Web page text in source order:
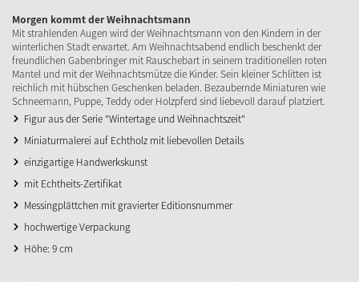
Morgen kommt der Weihnachtsmann
Mit strahlenden Augen wird der Weihnachtsmann von den Kindern in der
winterlichen Stadt erwartet. Am Weihnachtsabend endlich beschenkt der
freundlichen Gabenbringer mit Rauschebart in seinem traditionellen roten
Mantel und mit der Weihnachtsmütze die Kinder. Sein kleiner Schlitten ist
reichlich mit hübschen Geschenken beladen. Bezaubernde Miniaturen wie
Schneemann, Puppe, Teddy oder Holzpferd sind liebevoll darauf platziert.
Figur aus der Serie "Wintertage und Weihnachtszeit"
Miniaturmalerei auf Echtholz mit liebevollen Details
einzigartige Handwerkskunst
mit Echtheits-Zertifikat
Messingplättchen mit gravierter Editionsnummer
hochwertige Verpackung
Höhe: 9 cm